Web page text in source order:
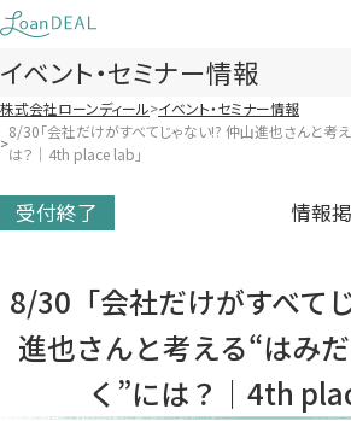
Skip
to
content
イベント・セミナー情報
株式会社ローンディール イベント・セミナー情報
8/30「会社だけがすべてじゃない!? 仲山進也さんと考
は？｜4th place lab」
受付終了
情報
8/30「会社だけがすべて
進也さんと考える“はみ
く”には？｜4th